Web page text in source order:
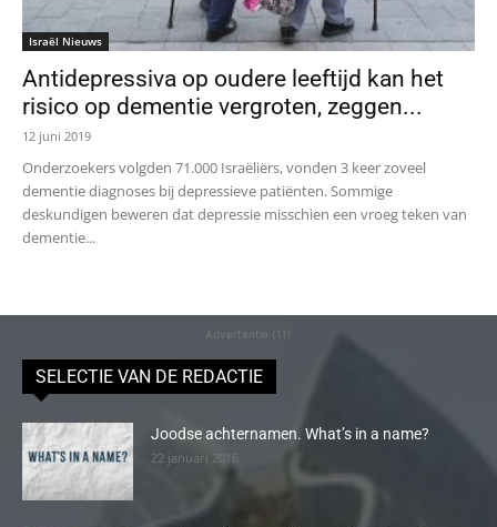
Israël Nieuws
Antidepressiva op oudere leeftijd kan het
risico op dementie vergroten, zeggen...
12 juni 2019
Onderzoekers volgden 71.000 Israëliërs, vonden 3 keer zoveel
dementie diagnoses bij depressieve patiënten. Sommige
deskundigen beweren dat depressie misschien een vroeg teken van
dementie...
Advertentie (11)
SELECTIE VAN DE REDACTIE
Joodse achternamen. What’s in a name?
22 januari 2016